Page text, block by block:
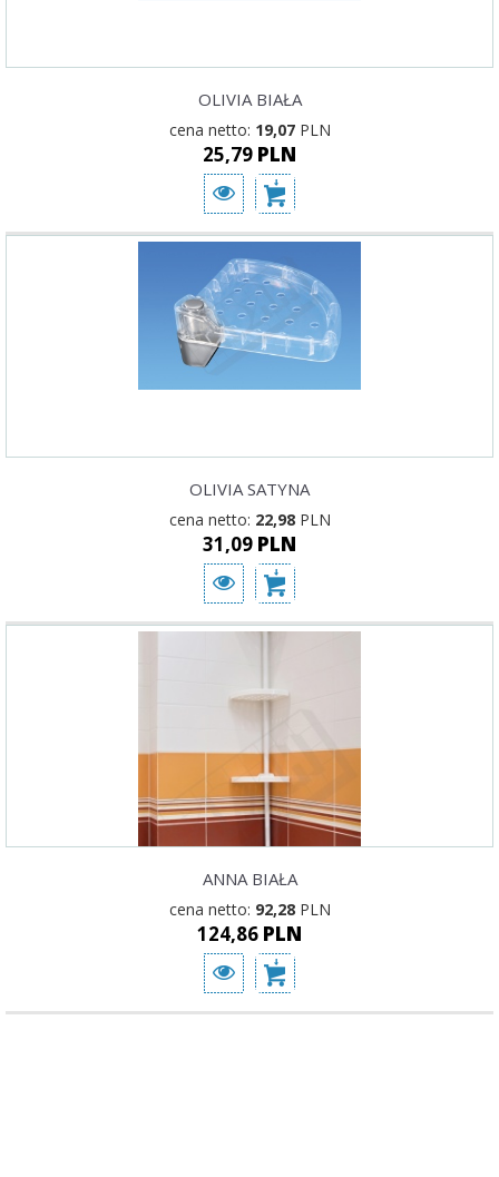
OLIVIA BIAŁA
cena netto: 19,07PLN
25,79 PLN
OLIVIA SATYNA
cena netto: 22,98PLN
31,09 PLN
ANNA BIAŁA
cena netto: 92,28PLN
124,86 PLN